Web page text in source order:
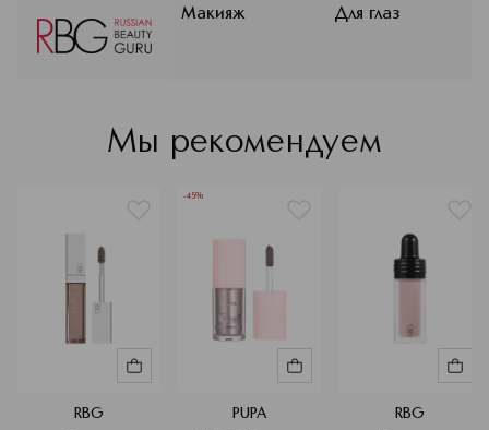
копируя красоту по-американски
возможность построить аналоги
декоративную косметику,
культуре. Так был создан бренд
Russian Beauty Guru.
Подробнее
Макияж Для глаз
Мы рекомендуем
RBG
-45%
PUPA RBG